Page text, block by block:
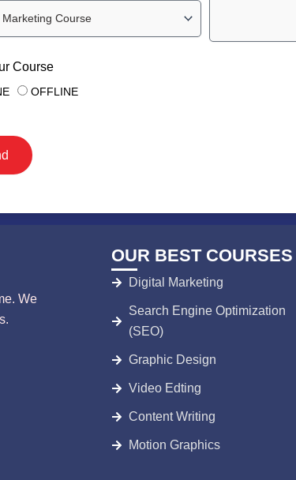
Course
OFFLINE
We
OUR BEST COURSES
Digital Marketing
Search Engine Optimization
(SEO)
Graphic Design
Video Edting
Content Writing
Motion Graphics